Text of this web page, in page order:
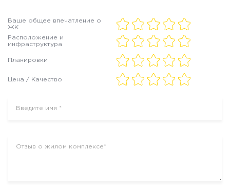
Ваше общее впечатление о
ЖК
Расположение и
инфраструктура
Планировки
Цена / Качество